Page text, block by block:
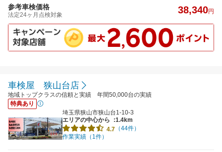
参考車検価格
法定24ヶ月点検対象 38,340円
車検屋 狭山台店
地域トップクラスの信頼と実績 年間50,000台の実績
特典あり
埼玉県狭山市狭山台1-10-3
エリアの中心から
:1.4km
4.7 （44件）
作業実績（1件）